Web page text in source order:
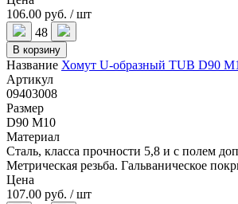
106.00 руб. / шт
48
В корзину
Название Хомут U-образный TUB D90
Артикул
09403008
Размер
D90 M10
Материал
Сталь, класса прочности 5,8 и с полем
Метрическая резьба. Гальваническое
Цена
107.00 руб. / шт